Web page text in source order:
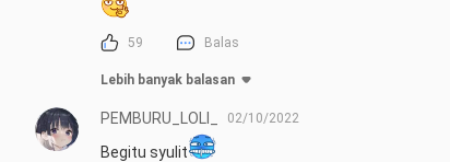
59 Balas
Lebih banyak balasan
PEMBURU_LOLI_ 02/10/2022
Begitu syulit